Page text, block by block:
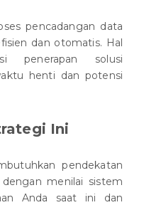
pencadangan data
dan otomatis. Hal
penerapan solusi
henti dan potensi
Ini
pendekatan
menilai sistem
Anda saat ini dan